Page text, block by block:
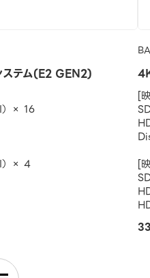
ステム(E2 GEN2)
× 16
× 4
[
[